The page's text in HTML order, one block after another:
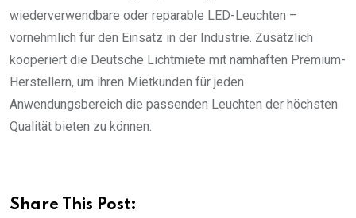
wiederverwendbare oder reparable LED-Leuchten –
vornehmlich für den Einsatz in der Industrie. Zusätzlich
kooperiert die Deutsche Lichtmiete mit namhaften Premium-
Herstellern, um ihren Mietkunden für jeden
Anwendungsbereich die passenden Leuchten der höchsten
Qualität bieten zu können.
Share This Post: